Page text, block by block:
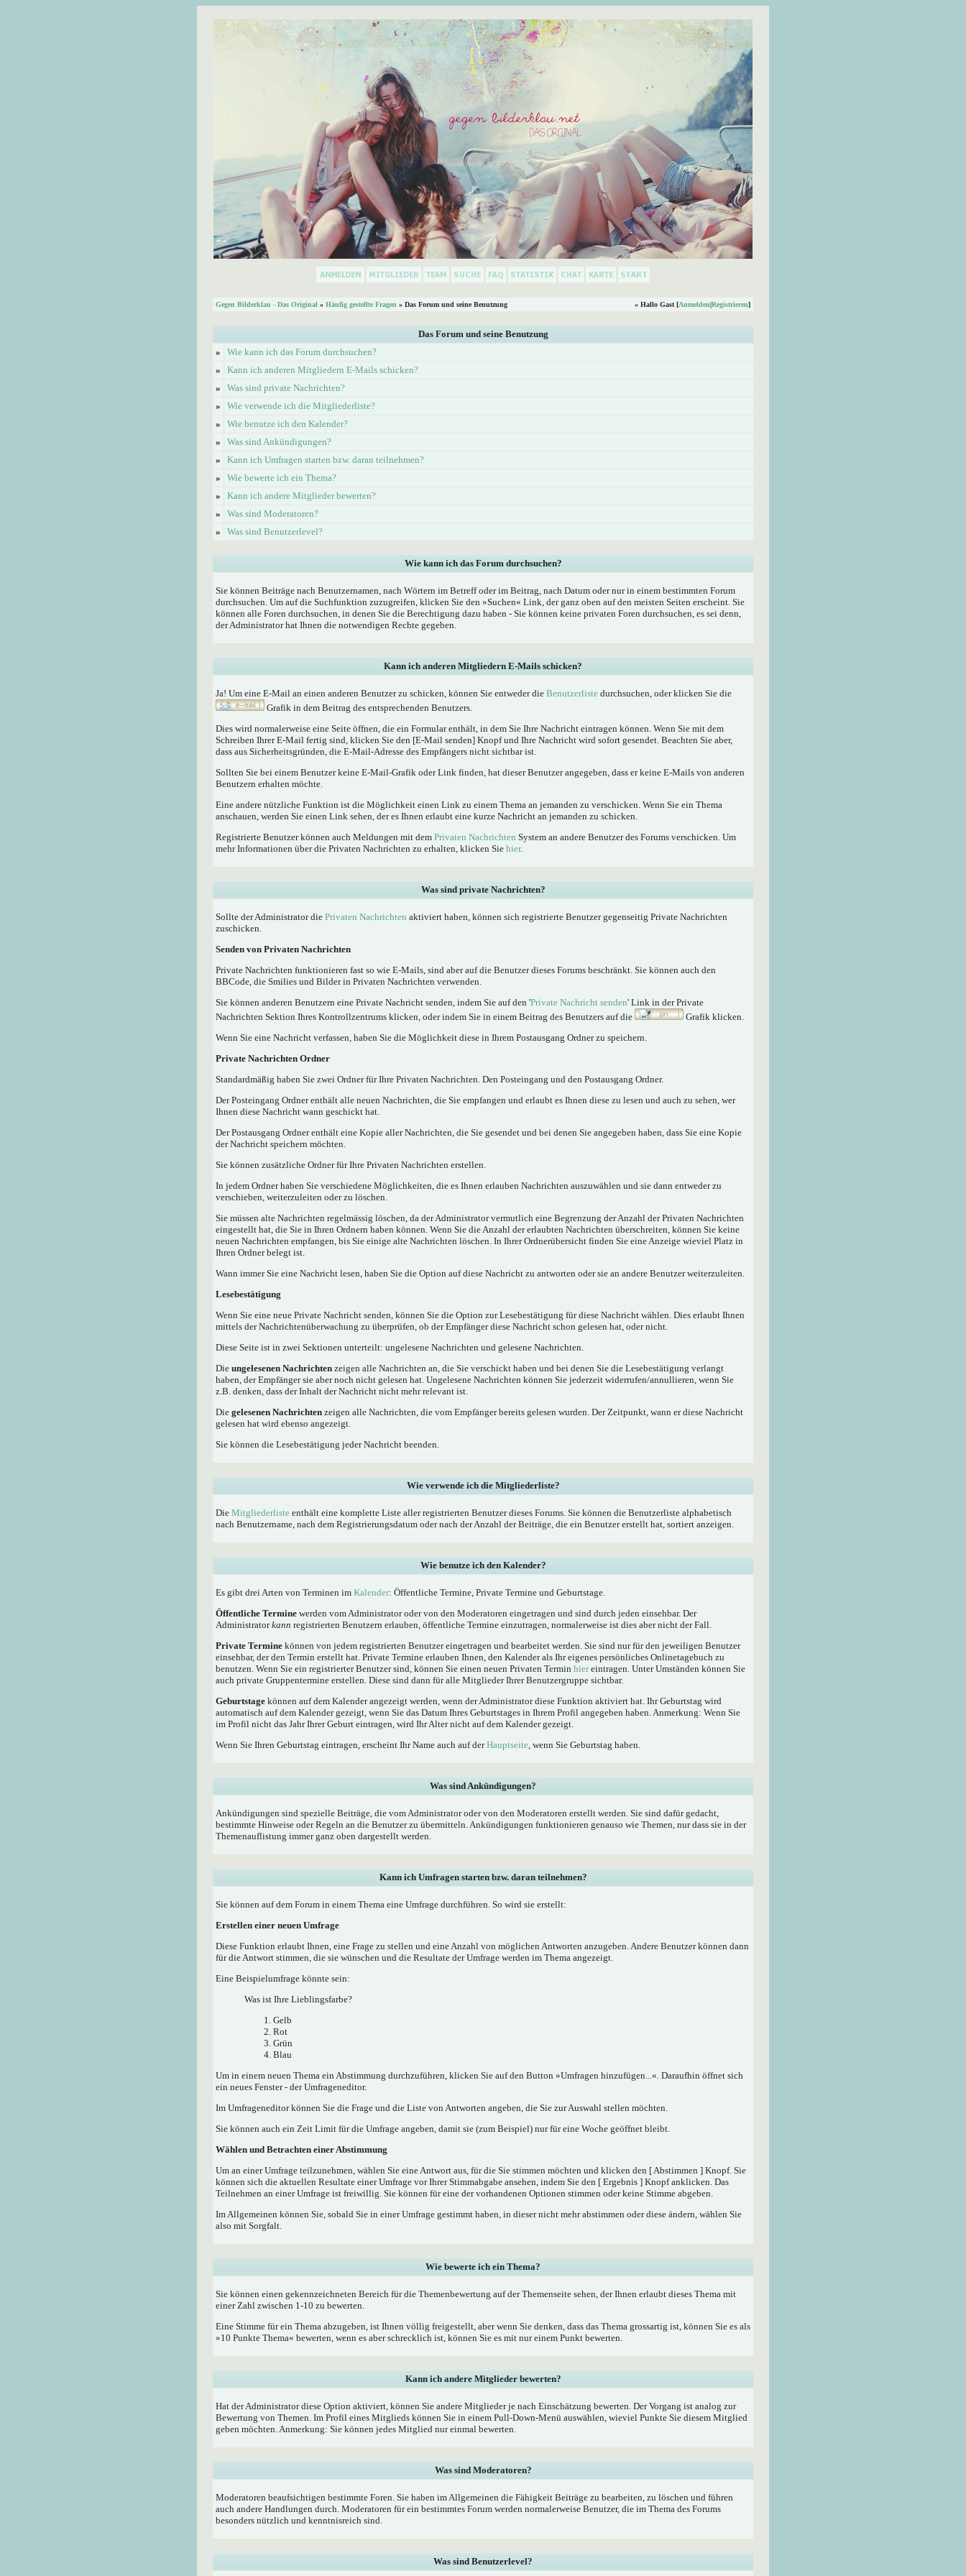
Gegen Bilderklau - Das Original » Häufig gestellte Fragen » Das Forum und seine Benutzung » Hallo Gast [Anmelden|Registrieren]
Das Forum und seine Benutzung
»
Wie kann ich das Forum durchsuchen?
»
Kann ich anderen Mitgliedern E-Mails schicken?
»
Was sind private Nachrichten?
»
Wie verwende ich die Mitgliederliste?
»
Wie benutze ich den Kalender?
»
Was sind Ankündigungen?
»
Kann ich Umfragen starten bzw. daran teilnehmen?
»
Wie bewerte ich ein Thema?
»
Kann ich andere Mitglieder bewerten?
»
Was sind Moderatoren?
»
Was sind Benutzerlevel?
Wie kann ich das Forum durchsuchen?
Sie können Beiträge nach Benutzernamen, nach Wörtern im Betreff oder im Beitrag, nach Datum oder nur in einem bestimmten Forum
durchsuchen. Um auf die Suchfunktion zuzugreifen, klicken Sie den »Suchen« Link, der ganz oben auf den meisten Seiten erscheint. Sie
können alle Foren durchsuchen, in denen Sie die Berechtigung dazu haben - Sie können keine privaten Foren durchsuchen, es sei denn,
der Administrator hat Ihnen die notwendigen Rechte gegeben.
Kann ich anderen Mitgliedern E-Mails schicken?
Ja! Um eine E-Mail an einen anderen Benutzer zu schicken, können Sie entweder die Benutzerliste durchsuchen, oder klicken Sie die
Grafik in dem Beitrag des entsprechenden Benutzers.
Dies wird normalerweise eine Seite öffnen, die ein Formular enthält, in dem Sie Ihre Nachricht eintragen können. Wenn Sie mit dem
Schreiben Ihrer E-Mail fertig sind, klicken Sie den [E-Mail senden] Knopf und Ihre Nachricht wird sofort gesendet. Beachten Sie aber,
dass aus Sicherheitsgründen, die E-Mail-Adresse des Empfängers nicht sichtbar ist.
Sollten Sie bei einem Benutzer keine E-Mail-Grafik oder Link finden, hat dieser Benutzer angegeben, dass er keine E-Mails von anderen
Benutzern erhalten möchte.
Eine andere nützliche Funktion ist die Möglichkeit einen Link zu einem Thema an jemanden zu verschicken. Wenn Sie ein Thema
anschauen, werden Sie einen Link sehen, der es Ihnen erlaubt eine kurze Nachricht an jemanden zu schicken.
Registrierte Benutzer können auch Meldungen mit dem Privaten Nachrichten System an andere Benutzer des Forums verschicken. Um
mehr Informationen über die Privaten Nachrichten zu erhalten, klicken Sie hier.
Was sind private Nachrichten?
Sollte der Administrator die Privaten Nachrichten aktiviert haben, können sich registrierte Benutzer gegenseitig Private Nachrichten
zuschicken.
Senden von Privaten Nachrichten
Private Nachrichten funktionieren fast so wie E-Mails, sind aber auf die Benutzer dieses Forums beschränkt. Sie können auch den
BBCode, die Smilies und Bilder in Privaten Nachrichten verwenden.
Sie können anderen Benutzern eine Private Nachricht senden, indem Sie auf den 'Private Nachricht senden' Link in der Private
Nachrichten Sektion Ihres Kontrollzentrums klicken, oder indem Sie in einem Beitrag des Benutzers auf die
Grafik klicken.
Wenn Sie eine Nachricht verfassen, haben Sie die Möglichkeit diese in Ihrem Postausgang Ordner zu speichern.
Private Nachrichten Ordner
Standardmäßig haben Sie zwei Ordner für Ihre Privaten Nachrichten. Den Posteingang und den Postausgang Ordner.
Der Posteingang Ordner enthält alle neuen Nachrichten, die Sie empfangen und erlaubt es Ihnen diese zu lesen und auch zu sehen, wer
Ihnen diese Nachricht wann geschickt hat.
Der Postausgang Ordner enthält eine Kopie aller Nachrichten, die Sie gesendet und bei denen Sie angegeben haben, dass Sie eine Kopie
der Nachricht speichern möchten.
Sie können zusätzliche Ordner für Ihre Privaten Nachrichten erstellen.
In jedem Ordner haben Sie verschiedene Möglichkeiten, die es Ihnen erlauben Nachrichten auszuwählen und sie dann entweder zu
verschieben, weiterzuleiten oder zu löschen.
Sie müssen alte Nachrichten regelmässig löschen, da der Administrator vermutlich eine Begrenzung der Anzahl der Privaten Nachrichten
eingestellt hat, die Sie in Ihren Ordnern haben können. Wenn Sie die Anzahl der erlaubten Nachrichten überschreiten, können Sie keine
neuen Nachrichten empfangen, bis Sie einige alte Nachrichten löschen. In Ihrer Ordnerübersicht finden Sie eine Anzeige wieviel Platz in
Ihren Ordner belegt ist.
Wann immer Sie eine Nachricht lesen, haben Sie die Option auf diese Nachricht zu antworten oder sie an andere Benutzer weiterzuleiten.
Lesebestätigung
Wenn Sie eine neue Private Nachricht senden, können Sie die Option zur Lesebestätigung für diese Nachricht wählen. Dies erlaubt Ihnen
mittels der Nachrichtenüberwachung zu überprüfen, ob der Empfänger diese Nachricht schon gelesen hat, oder nicht.
Diese Seite ist in zwei Sektionen unterteilt: ungelesene Nachrichten und gelesene Nachrichten.
Die ungelesenen Nachrichten zeigen alle Nachrichten an, die Sie verschickt haben und bei denen Sie die Lesebestätigung verlangt
haben, der Empfänger sie aber noch nicht gelesen hat. Ungelesene Nachrichten können Sie jederzeit widerrufen/annullieren, wenn Sie
z.B. denken, dass der Inhalt der Nachricht nicht mehr relevant ist.
Die gelesenen Nachrichten zeigen alle Nachrichten, die vom Empfänger bereits gelesen wurden. Der Zeitpunkt, wann er diese Nachricht
gelesen hat wird ebenso angezeigt.
Sie können die Lesebestätigung jeder Nachricht beenden.
Wie verwende ich die Mitgliederliste?
Die Mitgliederliste enthält eine komplette Liste aller registrierten Benutzer dieses Forums. Sie können die Benutzerliste alphabetisch
nach Benutzername, nach dem Registrierungsdatum oder nach der Anzahl der Beiträge, die ein Benutzer erstellt hat, sortiert anzeigen.
Wie benutze ich den Kalender?
Es gibt drei Arten von Terminen im Kalender: Öffentliche Termine, Private Termine und Geburtstage.
Öffentliche Termine werden vom Administrator oder von den Moderatoren eingetragen und sind durch jeden einsehbar. Der
Administratorkann registrierten Benutzern erlauben, öffentliche Termine einzutragen, normalerweise ist dies aber nicht der Fall.
Private Termine können von jedem registrierten Benutzer eingetragen und bearbeitet werden. Sie sind nur für den jeweiligen Benutzer
einsehbar, der den Termin erstellt hat. Private Termine erlauben Ihnen, den Kalender als Ihr eigenes persönliches Onlinetagebuch zu
benutzen. Wenn Sie ein registrierter Benutzer sind, können Sie einen neuen Privaten Termin hiereintragen. Unter Umständen können Sie
auch private Gruppentermine erstellen. Diese sind dann für alle Mitglieder Ihrer Benutzergruppe sichtbar.
Geburtstage können auf dem Kalender angezeigt werden, wenn der Administrator diese Funktion aktiviert hat. Ihr Geburtstag wird
automatisch auf dem Kalender gezeigt, wenn Sie das Datum Ihres Geburtstages in Ihrem Profil angegeben haben. Anmerkung: Wenn Sie
im Profil nicht das Jahr Ihrer Geburt eintragen, wird Ihr Alter nicht auf dem Kalender gezeigt.
Wenn Sie Ihren Geburtstag eintragen, erscheint Ihr Name auch auf derHauptseite, wenn Sie Geburtstag haben.
Was sind Ankündigungen?
Ankündigungen sind spezielle Beiträge, die vom Administrator oder von den Moderatoren erstellt werden. Sie sind dafür gedacht,
bestimmte Hinweise oder Regeln an die Benutzer zu übermitteln. Ankündigungen funktionieren genauso wie Themen, nur dass sie in der
Themenauflistung immer ganz oben dargestellt werden.
Kann ich Umfragen starten bzw. daran teilnehmen?
Sie können auf dem Forum in einem Thema eine Umfrage durchführen. So wird sie erstellt:
Erstellen einer neuen Umfrage
Diese Funktion erlaubt Ihnen, eine Frage zu stellen und eine Anzahl von möglichen Antworten anzugeben. Andere Benutzer können dann
für die Antwort stimmen, die sie wünschen und die Resultate der Umfrage werden im Thema angezeigt.
Eine Beispielumfrage könnte sein:
Was ist Ihre Lieblingsfarbe?
Gelb
Rot
Grün
Blau
Um in einem neuen Thema ein Abstimmung durchzuführen, klicken Sie auf den Button »Umfragen hinzufügen...«. Daraufhin öffnet sich
ein neues Fenster - der Umfrageneditor.
Im Umfrageneditor können Sie die Frage und die Liste von Antworten angeben, die Sie zur Auswahl stellen möchten.
Sie können auch ein Zeit Limit für die Umfrage angeben, damit sie (zum Beispiel) nur für eine Woche geöffnet bleibt.
Wählen und Betrachten einer Abstimmung
Um an einer Umfrage teilzunehmen, wählen Sie eine Antwort aus, für die Sie stimmen möchten und klicken den [ Abstimmen ] Knopf. Sie
können sich die aktuellen Resultate einer Umfrage vor Ihrer Stimmabgabe ansehen, indem Sie den [ Ergebnis ] Knopf anklicken. Das
Teilnehmen an einer Umfrage ist freiwillig. Sie können für eine der vorhandenen Optionen stimmen oder keine Stimme abgeben.
Im Allgemeinen können Sie, sobald Sie in einer Umfrage gestimmt haben, in dieser nicht mehr abstimmen oder diese ändern, wählen Sie
also mit Sorgfalt.
Wie bewerte ich ein Thema?
Sie können einen gekennzeichneten Bereich für die Themenbewertung auf der Themenseite sehen, der Ihnen erlaubt dieses Thema mit
einer Zahl zwischen 1-10 zu bewerten.
Eine Stimme für ein Thema abzugeben, ist Ihnen völlig freigestellt, aber wenn Sie denken, dass das Thema grossartig ist, können Sie es als
»10 Punkte Thema« bewerten, wenn es aber schrecklich ist, können Sie es mit nur einem Punkt bewerten.
Kann ich andere Mitglieder bewerten?
Hat der Administrator diese Option aktiviert, können Sie andere Mitglieder je nach Einschätzung bewerten. Der Vorgang ist analog zur
Bewertung von Themen. Im Profil eines Mitglieds können Sie in einem Pull-Down-Menü auswählen, wieviel Punkte Sie diesem Mitglied
geben möchten. Anmerkung: Sie können jedes Mitglied nur einmal bewerten.
Was sind Moderatoren?
Moderatoren beaufsichtigen bestimmte Foren. Sie haben im Allgemeinen die Fähigkeit Beiträge zu bearbeiten, zu löschen und führen
auch andere Handlungen durch. Moderatoren für ein bestimmtes Forum werden normalerweise Benutzer, die im Thema des Forums
besonders nützlich und kenntnisreich sind.
Was sind Benutzerlevel?